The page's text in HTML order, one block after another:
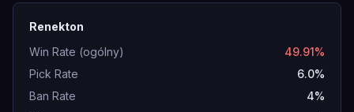
Renekton
Win Rate (ogólny)
49.91%
Pick Rate
6.0%
Ban Rate
4%